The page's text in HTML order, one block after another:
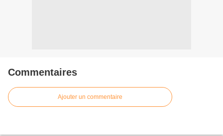
Commentaires
Ajouter un commentaire